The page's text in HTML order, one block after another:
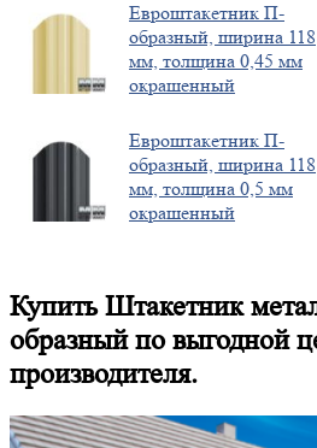
Евроштакетник П-
образный, ширина 118
мм, толщина 0,45 мм
окрашенный
Евроштакетник П-
образный, ширина 118
мм, толщина 0,5 мм
окрашенный
Купить Штакетник
образный по выгодной
производителя.